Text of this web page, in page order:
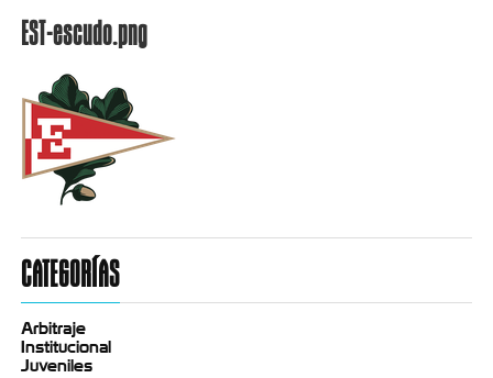
EST-escudo.png
CATEGORÍAS
Arbitraje
Institucional
Juveniles